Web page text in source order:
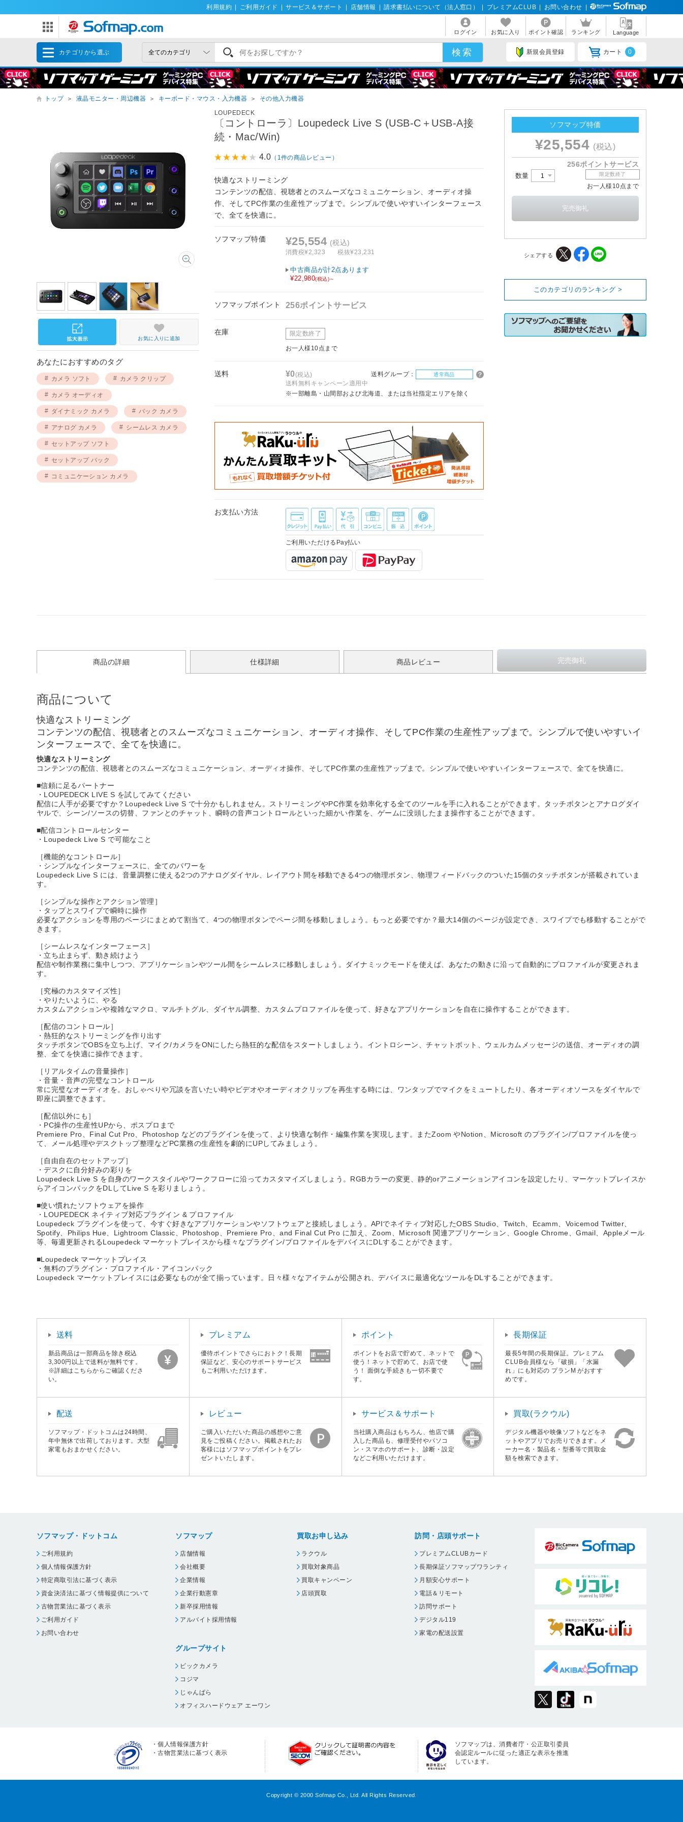
利用規約 ご利用ガイド サービス＆サポート 店舗情報 請求書払いについて（法人窓口） プレミアムCLUB お問い合わせ
ログイン お気に入り ポイント確認 ランキング Language
カテゴリから選ぶ 新規会員登録 カート 0
トップ ＞ 液晶モニター・周辺機器 ＞ キーボード・マウス・入力機器 ＞
その他入力機器
LOUPEDECK
〔コントローラ〕Loupedeck Live S (USB-C＋USB-A接
続・Mac/Win)
4.0 （1件の商品レビュー）
快適なストリーミング
コンテンツの配信、視聴者とのスムーズなコミュニケーション、オーディオ操
作、そしてPC作業の生産性アップまで。シンプルで使いやすいインターフェース
で、全てを快適に。
ソフマップ特価 ¥25,554 (税込)
消費税¥2,323 税抜¥23,231
中古商品が計2点あります
¥22,980(税込)～
ソフマップポイント 256ポイントサービス
在庫 限定数終了
お一人様10点まで
送料 ¥0(税込) 送料グループ： 通常商品
送料無料キャンペーン適用中
※一部離島・山間部および北海道、または当社指定エリアを除く
お支払い方法
ご利用いただけるPay払い
お気に入りに追加
あなたにおすすめのタグ
カメラ ソフト カメラ クリップ
カメラ オーディオ
ダイナミック カメラ バック カメラ
アナログ カメラ シームレス カメラ
セットアップ ソフト
セットアップ バック
コミュニケーション カメラ
ソフマップ特価
¥25,554 (税込)
256ポイントサービス
数量 限定数終了
お一人様10点まで
シェアする
このカテゴリのランキング >
商品の詳細 仕様詳細 商品レビュー
商品について
快適なストリーミング
コンテンツの配信、視聴者とのスムーズなコミュニケーション、オーディオ操作、そしてPC作業の生産性アップまで。シンプルで使いやすいイ
ンターフェースで、全てを快適に。
快適なストリーミング
コンテンツの配信、視聴者とのスムーズなコミュニケーション、オーディオ操作、そしてPC作業の生産性アップまで。シンプルで使いやすいインターフェースで、全てを快適に。
■信頼に足るパートナー
・LOUPEDECK LIVE S を試してみてください
配信に人手が必要ですか？Loupedeck Live S で十分かもしれません。ストリーミングやPC作業を効率化する全てのツールを手に入れることができます。タッチボタンとアナログダイ
ヤルで、シーン/ソースの切替、ファンとのチャット、瞬時の音声コントロールといった細かい作業を、ゲームに没頭したまま操作することができます。
■配信コントロールセンター
・Loupedeck Live S で可能なこと
［機能的なコントロール］
・シンプルなインターフェースに、全てのパワーを
Loupedeck Live S には、音量調整に使える2つのアナログダイヤル、レイアウト間を移動できる4つの物理ボタン、物理フィードバックのついた15個のタッチボタンが搭載されていま
す。
［シンプルな操作とアクション管理］
・タップとスワイプで瞬時に操作
必要なアクションを専用のページにまとめて割当て、4つの物理ボタンでページ間を移動しましょう。もっと必要ですか？最大14個のページが設定でき、スワイプでも移動することがで
きます。
［シームレスなインターフェース］
・立ち止まらず、動き続けよう
配信や制作業務に集中しつつ、アプリケーションやツール間をシームレスに移動しましょう。ダイナミックモードを使えば、あなたの動きに沿って自動的にプロファイルが変更されま
す。
［究極のカスタマイズ性］
・やりたいように、やる
カスタムアクションや複雑なマクロ、マルチトグル、ダイヤル調整、カスタムプロファイルを使って、好きなアプリケーションを自在に操作することができます。
［配信のコントロール］
・熱狂的なストリーミングを作り出す
タッチボタンでOBSを立ち上げ、マイク/カメラをONにしたら熱狂的な配信をスタートしましょう。イントロシーン、チャットボット、ウェルカムメッセージの送信、オーディオの調
整、全てを快適に操作できます。
［リアルタイムの音量操作］
・音量・音声の完璧なコントロール
常に完璧なオーディオを。おしゃべりや冗談を言いたい時やビデオやオーディオクリップを再生する時には、ワンタップでマイクをミュートしたり、各オーディオソースをダイヤルで
即座に調整できます。
［配信以外にも］
・PC操作の生産性UPから、ポスプロまで
Premiere Pro、Final Cut Pro、Photoshop などのプラグインを使って、より快適な制作・編集作業を実現します。またZoom やNotion、Microsoft のプラグイン/プロファイルを使っ
て、メール処理やデスクトップ整理などPC業務の生産性を劇的にUPしてみましょう。
［自由自在のセットアップ］
・デスクに自分好みの彩りを
Loupedeck Live S を自身のワークスタイルやワークフローに沿ってカスタマイズしましょう。RGBカラーの変更、静的orアニメーションアイコンを設定したり、マーケットプレイスか
らアイコンパックをDLしてLive S を彩りましょう。
■使い慣れたソフトウェアを操作
・LOUPEDECK ネイティブ対応プラグイン & プロファイル
Loupedeck プラグインを使って、今すぐ好きなアプリケーションやソフトウェアと接続しましょう。APIでネイティブ対応したOBS Studio、Twitch、Ecamm、Voicemod Twitter、
Spotify、Philips Hue、Lightroom Classic、Photoshop、Premiere Pro、and Final Cut Pro に加え、Zoom、Microsoft 関連アプリケーション、Google Chrome、Gmail、Appleメール
等、毎週更新されるLoupedeck マーケットプレイスから様々なプラグイン/プロファイルをデバイスにDLすることができます。
■Loupedeck マーケットプレイス
・無料のプラグイン・プロファイル・アイコンパック
Loupedeck マーケットプレイスには必要なものが全て揃っています。日々様々なアイテムが公開され、デバイスに最適化なツールをDLすることができます。
送料
新品商品は一部商品を除き税込
3,300円以上で送料が無料です。
※詳細はこちらからご確認くださ
い。
プレミアム
優待ポイントでさらにおトク！長期
保証など、安心のサポートサービス
もご利用いただけます。
ポイント
ポイントをお店で貯めて、ネットで
使う！ネットで貯めて、お店で使
う！ 面倒な手続きも一切不要で
す。
長期保証
最長5年間の長期保証。プレミアム
CLUB会員様なら「破損」「水漏
れ」にも対応の プランM がおすす
めです。
配送
ソフマップ・ドットコムは24時間、
年中無休で出荷しております。大型
家電もおまかせください。
レビュー
ご購入いただいた商品の感想やご意
見をご投稿ください。掲載されたお
客様にはソフマップポイントをプレ
ゼントいたします。
サービス＆サポート
当社購入商品はもちろん、他店で購
入した商品も、修理受付やパソコ
ン・スマホのサポート、診断・設定
などご利用いただけます。
買取(ラクウル)
デジタル機器や映像ソフトなどをネ
ットやアプリでお売りできます。メ
ーカー名・製品名・型番等で買取金
額を検索できます。
ソフマップ・ドットコム
ご利用規約
個人情報保護方針
特定商取引法に基づく表示
資金決済法に基づく情報提供について
古物営業法に基づく表示
ご利用ガイド
お問い合わせ
ソフマップ
店舗情報
会社概要
企業情報
企業行動憲章
新卒採用情報
アルバイト採用情報
グループサイト
ビックカメラ
コジマ
じゃんぱら
オフィスハードウェア エーワン
買取お申し込み
ラクウル
買取対象商品
買取キャンペーン
店頭買取
訪問・店頭サポート
プレミアムCLUBカード
長期保証ソフマップワランティ
月額安心サポート
電話＆リモート
訪問サポート
デジタル119
家電の配送設置
・個人情報保護方針
・古物営業法に基づく表示
ソフマップは、消費者庁・公正取引委員
会認定ルールに従った適正な表示を推進
しています。
Copyright © 2000 Sofmap Co., Ltd. All Rights Reserved.